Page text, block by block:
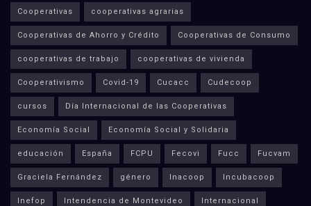
Cooperativas cooperativas agrarias
Cooperativas de Ahorro y Crédito Cooperativas de Consumo
cooperativas de trabajo cooperativas de vivienda
Cooperativismo Covid-19 Cucacc Cudecoop
cursos Día Internacional de las Cooperativas
Economía Social Economía Social y Solidaria
educación España FCPU Fecovi Fucc Fucvam
Graciela Fernández género Inacoop Incubacoop
Inefop Intendencia de Montevideo Internacional